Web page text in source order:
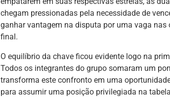
chegam pressionadas pela necessidade de
ganhar vantagem na disputa por uma vaga nas
final.
O equilíbrio da chave ficou evidente logo na
Todos os integrantes do grupo somaram um
transforma este confronto em uma
para assumir uma posição privilegiada na